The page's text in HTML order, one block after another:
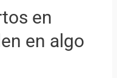
en
en algo